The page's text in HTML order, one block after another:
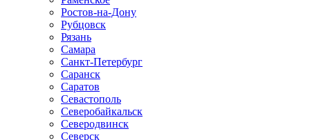
Ростов-на-Дону
Рубцовск
Рязань
Самара
Санкт-Петербург
Саранск
Саратов
Севастополь
Северобайкальск
Северодвинск
Северск